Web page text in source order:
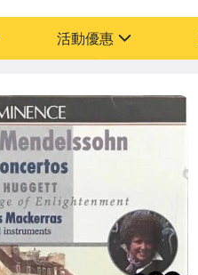
活動優惠
慶